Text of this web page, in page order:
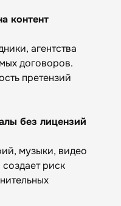
контент
агентства
договоров.
претензий
без лицензий
музыки, видео
риск